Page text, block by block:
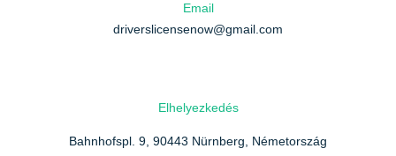
Email
driverslicensenow@gmail.com
Elhelyezkedés
Bahnhofspl. 9, 90443 Nürnberg, Németország